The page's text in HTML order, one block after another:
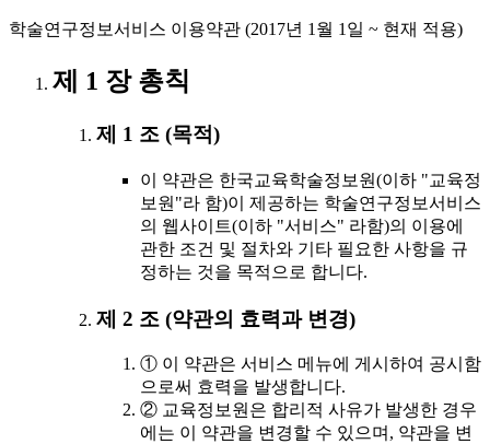
학술연구정보서비스 이용약관 (2017년 1월 1일 ~ 현재 적용)
제 1 장 총칙
제 1 조 (목적)
이 약관은 한국교육학술정보원(이하 "교육정
보원"라 함)이 제공하는 학술연구정보서비스
의 웹사이트(이하 "서비스" 라함)의 이용에
관한 조건 및 절차와 기타 필요한 사항을 규
정하는 것을 목적으로 합니다.
제 2 조 (약관의 효력과 변경)
① 이 약관은 서비스 메뉴에 게시하여 공시함
으로써 효력을 발생합니다.
② 교육정보원은 합리적 사유가 발생한 경우
에는 이 약관을 변경할 수 있으며, 약관을 변